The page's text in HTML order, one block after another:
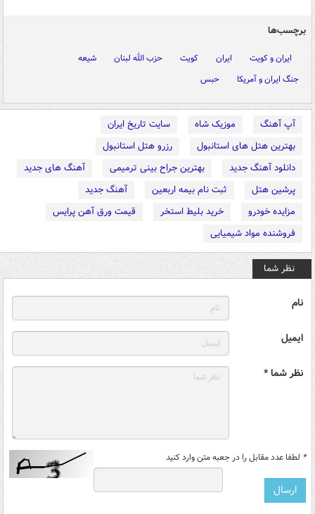
برچسب‌ها
ایران و کویت ایران کویت حزب الله لبنان
شیعه
جنگ ایران و آمریکا
حبس
آپ آهنگ موزیک شاه
سایت تاریخ ایران
بهترین هتل های استانبول
رزرو هتل استانبول
دانلود آهنگ جدید
بهترین جراح بینی ترمیمی
آهنگ های جدید
پرشین هتل
ثبت نام بیمه اربعین
آهنگ جدید
مزایده خودرو
خرید بلیط استخر
قیمت ورق آهن پرایس
فروشنده مواد شیمیایی
نظر شما
نام
ایمیل
نظر شما *
* لطفا عدد مقابل را در جعبه متن وارد کنید